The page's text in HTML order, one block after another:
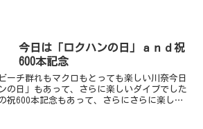
今日は「ロクハンの日」ａｎｄ祝
600本記念
ーチ群れもマクロもとっても楽しい川奈今日
の日」もあって、さらに楽しいダイブでした
祝600本記念もあって、さらにさらに楽しい